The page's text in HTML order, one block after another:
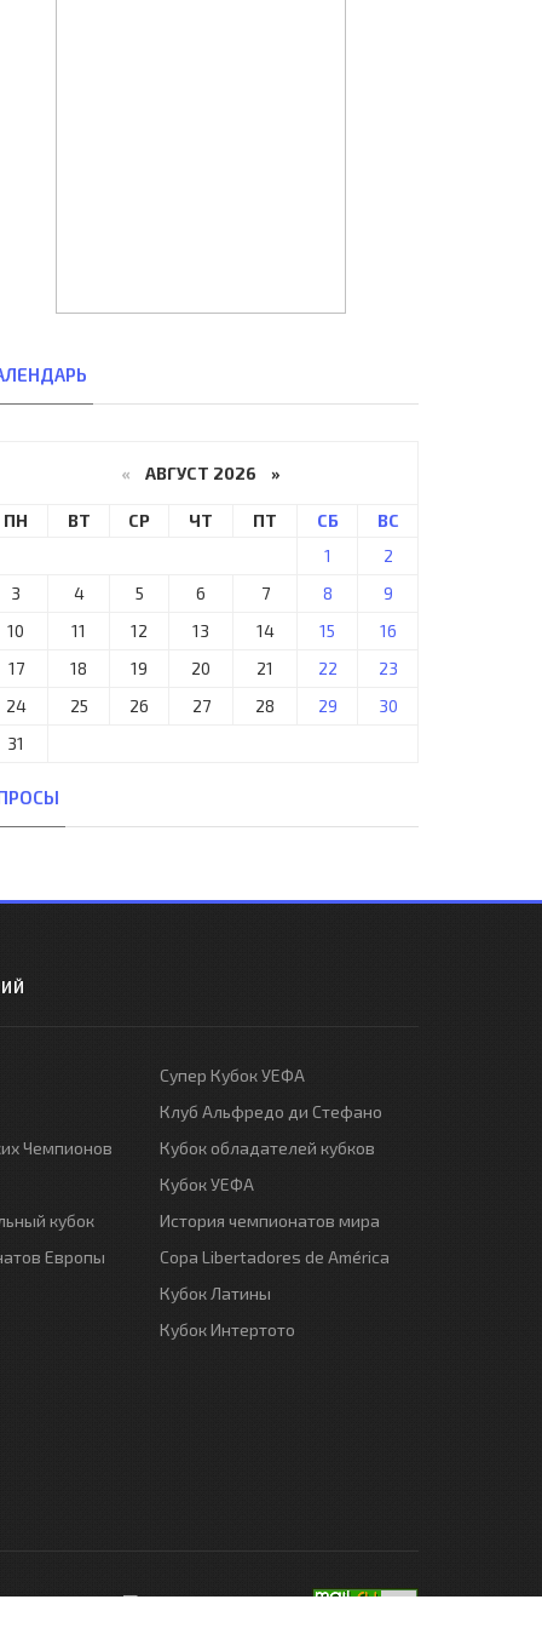
« АВГУСТ 2026 »
ПН ВТ СР ЧТ ПТ СБ
ВС
1
2
3
4 5 6 7 8
9
10
11 12 13 14 15
16
17
18 19 20 21 22
23
24
25 26 27 28 29
30
31
Чемпионов
кубок
Европы
Супер Кубок УЕФА
Клуб Альфредо ди Стефано
Кубок обладателей кубков
Кубок УЕФА
История чемпионатов мира
Copa Libertadores de América
Кубок Латины
Кубок Интертото